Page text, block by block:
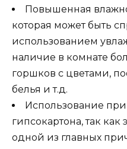
Повышенная
которая может быть
использованием
наличие в комнате
горшков с цветами,
белья и т.д.
Использование при
гипсокартона, так как
одной из главных